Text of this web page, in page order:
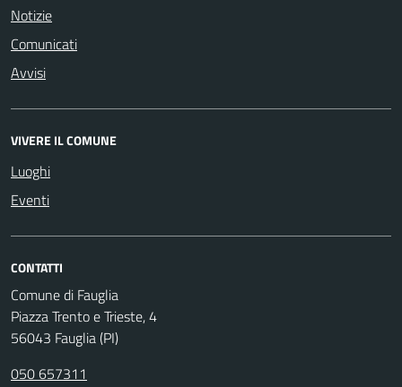
Notizie
Comunicati
Avvisi
VIVERE IL COMUNE
Luoghi
Eventi
CONTATTI
Comune di Fauglia
Piazza Trento e Trieste, 4
56043 Fauglia (PI)
050 657311